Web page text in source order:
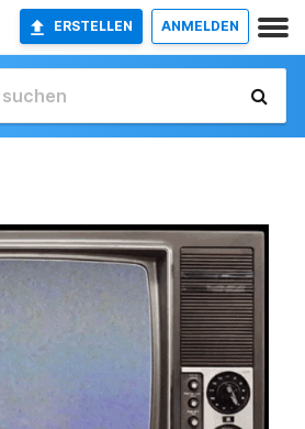
ERSTELLEN ANMELDEN